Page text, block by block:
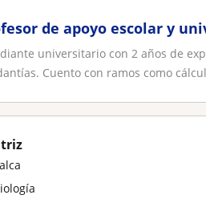
de apoyo escolar y
universitario con 2 años de
Cuento con ramos como